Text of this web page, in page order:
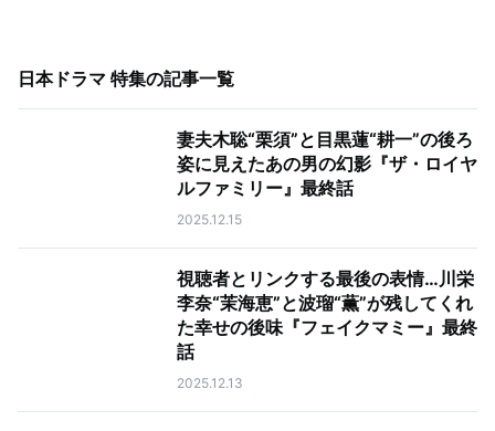
日本ドラマ 特集の記事一覧
妻夫木聡“栗須”と目黒蓮“耕一”の後ろ
姿に見えたあの男の幻影『ザ・ロイヤ
ルファミリー』最終話
2025.12.15
視聴者とリンクする最後の表情…川栄
李奈“茉海恵”と波瑠“薫”が残してくれ
た幸せの後味『フェイクマミー』最終
話
2025.12.13